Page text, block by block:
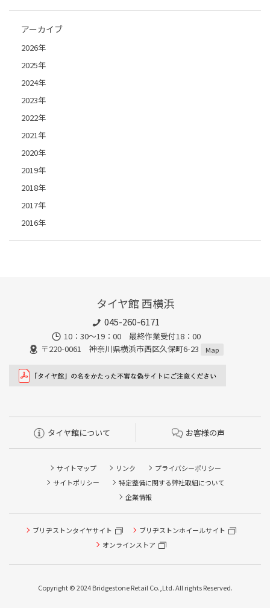
アーカイブ
2026年
2025年
2024年
2023年
2022年
2021年
2020年
2019年
2018年
2017年
2016年
タイヤ館 西横浜
045-260-6171
10：30～19：00 最終作業受付18：00
〒220-0061 神奈川県横浜市西区久保町6-23
Map
タイヤ館について お客様の声
サイトマップ リンク
プライバシーポリシー
サイトポリシー
特定整備に関する弊社取組について
企業情報
ブリヂストンタイヤサイト
ブリヂストンホイールサイト
オンラインストア
Copyright © 2024 Bridgestone Retail Co.,Ltd. All rights Reserved.
タイヤ点検・安全点検/タイヤ履き替え/オイル交換/その他
ピット作業の予約
本日のタイヤ履き替え順番待ち予約 ※クローク契約会員の